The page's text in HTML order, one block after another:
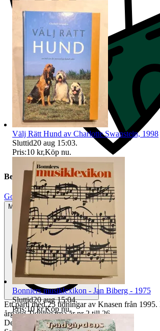
Beskrivning
Gott använt skick
Mindre tecken på användning
Ett parti med 25 tidningar av Knasen från 1995.
årgång,Tidningarna är nr 2 till 26
De flesta i gott skick, se bilder.
Välj Rätt Hund av Charlotte Swanstein, 1998
Sluttid20 aug 15:03.
Pris:10 kr,Köp nu.
Bonniers musiklexikon - Jan Biberg - 1975
Sluttid20 aug 15:04.
Pris:10 kr,Köp nu.